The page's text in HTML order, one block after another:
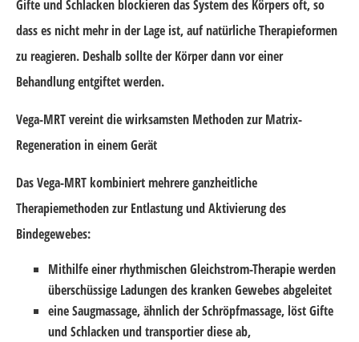
Gifte und Schlacken blockieren das System des Körpers oft, so
dass es nicht mehr in der Lage ist, auf natürliche Therapieformen
zu reagieren. Deshalb sollte der Körper dann vor einer
Behandlung entgiftet werden.
Vega-MRT vereint die wirksamsten Methoden zur Matrix-
Regeneration in einem Gerät
Das Vega-MRT kombiniert mehrere ganzheitliche
Therapiemethoden zur Entlastung und Aktivierung des
Bindegewebes:
Mithilfe einer rhythmischen Gleichstrom-Therapie werden
überschüssige Ladungen des kranken Gewebes abgeleitet
eine Saugmassage, ähnlich der Schröpfmassage, löst Gifte
und Schlacken und transportier diese ab,